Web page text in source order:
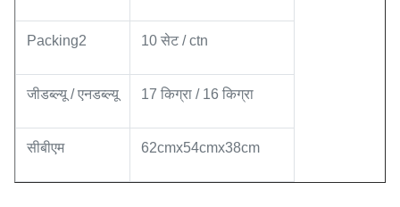
Packing2 10 सेट / ctn
जीडब्ल्यू / एनडब्ल्यू 17 किग्रा / 16 किग्रा
सीबीएम 62cmx54cmx38cm